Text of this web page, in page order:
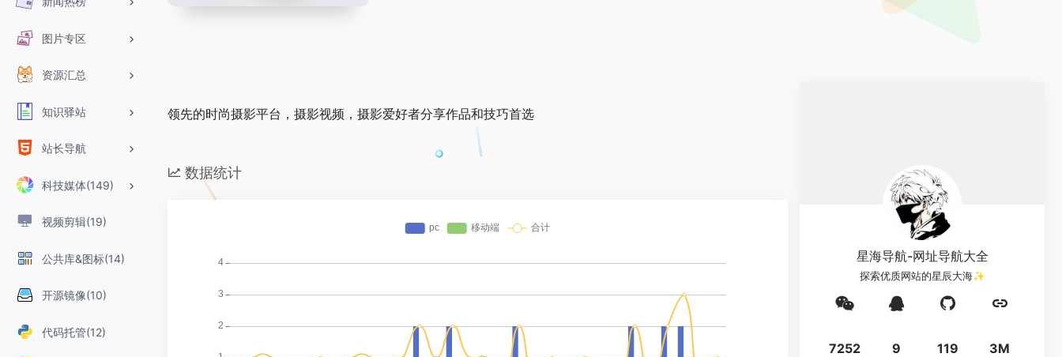
图片专区
资源汇总
知识驿站
站长导航
科技媒体(149)
视频剪辑(19)
公共库&图标(14)
开源镜像(10)
代码托管(12)
领先的时尚摄影平台，摄影视频，摄影爱好者分享作品和技巧首选
数据统计
星海导航-网址导航大全
探索优质网站的星辰大海✨
7252 9 119 3M